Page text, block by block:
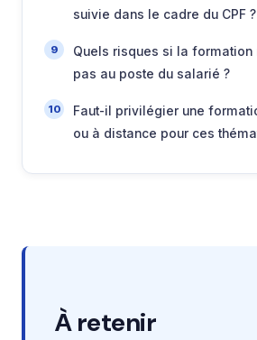
suivie dans le cadre du CPF ?
Quels risques si la formation
pas au poste du salarié ?
Faut-il privilégier une
ou à distance pour ces
À retenir